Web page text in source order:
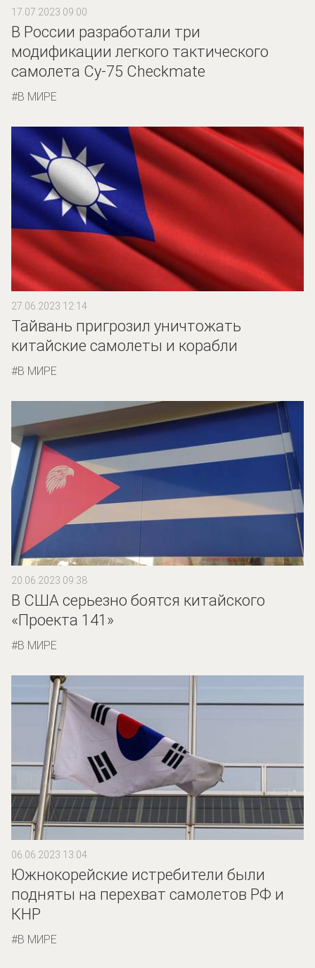
17.07.2023 09:00
В России разработали три
модификации легкого тактического
самолета Су-75 Checkmate
В МИРЕ
27.06.2023 12:14
Тайвань пригрозил уничтожать
китайские самолеты и корабли
В МИРЕ
20.06.2023 09:38
В США серьезно боятся китайского
«Проекта 141»
В МИРЕ
06.06.2023 13:04
Южнокорейские истребители были
подняты на перехват самолетов РФ и
КНР
В МИРЕ